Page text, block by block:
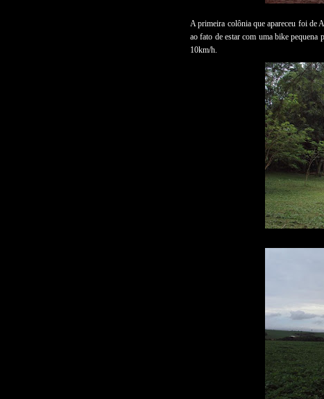
A primeira colônia que apareceu foi de
ao fato de estar com uma bike pequena
10km/h.